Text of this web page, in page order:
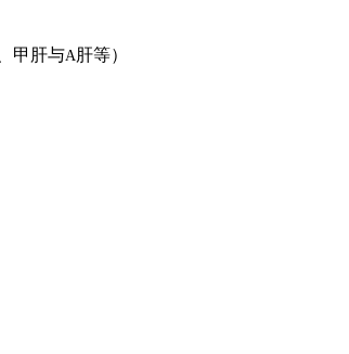
甲肝与A肝等）